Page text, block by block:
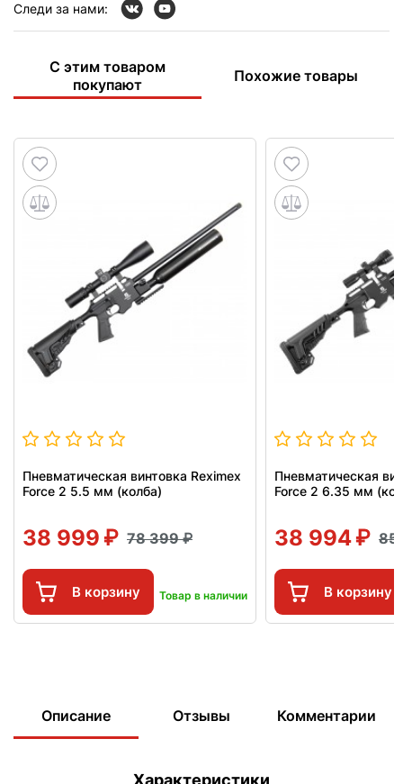
Следи за нами:
С этим товаром
покупают
Похожие товары
Пневматическая винтовка Reximex
Force 2 5.5 мм (колба)
38 999 78 399
В корзину Товар в наличии
Пневматическая
Force 2 6.35 мм
38 994 85
В корзину
Описание Отзывы Комментарии
Характеристики